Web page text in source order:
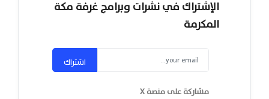
الإشتراك في نشرات وبرامج غرفة مكة
المكرمة
اشتراك
مشاركة على منصة X